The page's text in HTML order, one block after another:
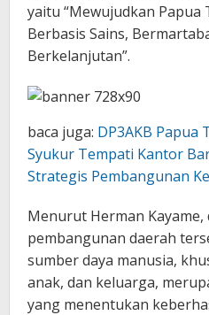
yaitu “Mewujudkan Papua
Berbasis Sains,
Berkelanjutan”.
baca juga: DP3AKB Papua
Syukur Tempati Kantor
Strategis Pembangunan
Menurut Herman Kayame,
pembangunan daerah
sumber daya manusia,
anak, dan keluarga,
yang menentukan